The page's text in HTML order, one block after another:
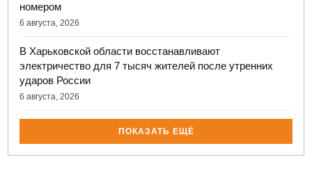
номером
6 августа, 2026
В Харьковской области восстанавливают
электричество для 7 тысяч жителей после утренних
ударов России
6 августа, 2026
ПОКАЗАТЬ ЕЩЁ